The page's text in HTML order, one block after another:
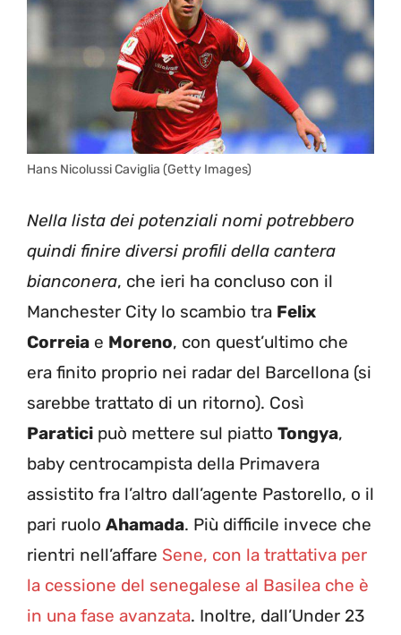
Hans Nicolussi Caviglia (Getty Images)
Nella lista dei potenziali nomi potrebbero
quindi finire diversi profili della cantera
bianconera, che ieri ha concluso con il
Manchester City lo scambio tra Felix
Correia e Moreno, con quest’ultimo che
era finito proprio nei radar del Barcellona (si
sarebbe trattato di un ritorno). Così
Paratici può mettere sul piatto Tongya,
baby centrocampista della Primavera
assistito fra l’altro dall’agente Pastorello, o il
pari ruolo Ahamada. Più difficile invece che
rientri nell’affare Sene, con la trattativa per
la cessione del senegalese al Basilea che è
in una fase avanzata. Inoltre, dall’Under 23